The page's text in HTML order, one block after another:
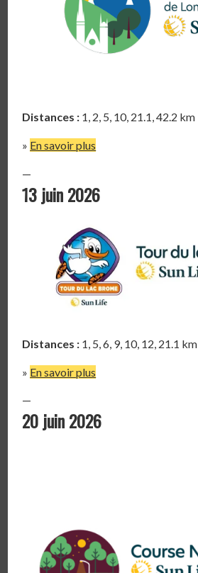
Distances : 1, 2, 5, 10, 21.1, 42.2 km
» En savoir plus
—
13 juin 2026
Distances : 1, 5, 6, 9, 10, 12, 21.1 km
» En savoir plus
—
20 juin 2026